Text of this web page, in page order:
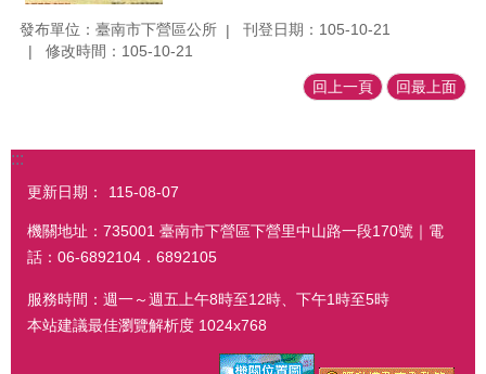
發布單位：臺南市下營區公所
刊登日期：105-10-21
修改時間：105-10-21
回上一頁 回最上面
:::
更新日期： 115-08-07
機關地址：735001 臺南市下營區下營里中山路一段170號｜電
話：06-6892104．6892105
服務時間：週一～週五上午8時至12時、下午1時至5時
本站建議最佳瀏覽解析度 1024x768